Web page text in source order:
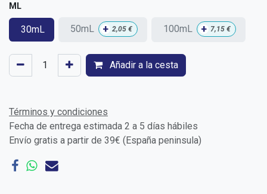
ML
30mL 50mL + 2,05 € 100mL + 7,15 €
Añadir a la cesta
Términos y condiciones
Fecha de entrega estimada 2 a 5 días hábiles
Envío gratis a partir de 39€ (España peninsula)